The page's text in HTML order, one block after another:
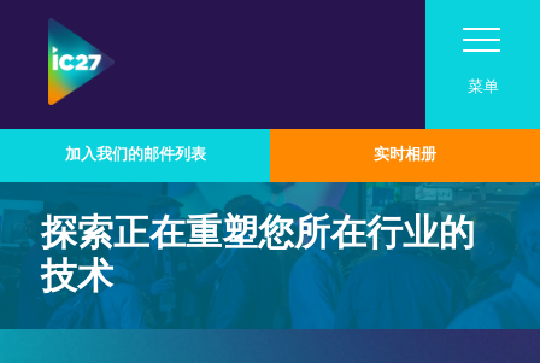
菜单
参观
参观
关于InfoComm Asia
路演活动
展会活动
展会活动
参展
加入我们的邮件列表 实时相册
探索正在重塑您所在行业的
技术